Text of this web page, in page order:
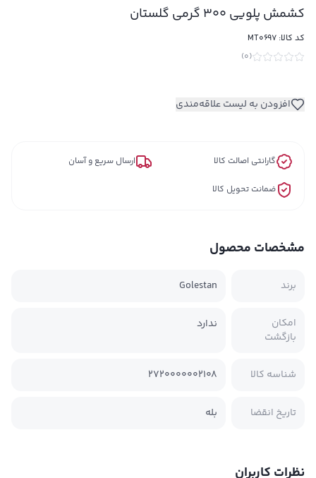
کشمش پلویی 300 گرمی گلستان
کد کالا: MT0697
(
0
)
افزودن به لیست علاقه‌مندی
گارانتی اصالت کالا ارسال سریع و آسان
ضمانت تحویل کالا
مشخصات محصول
برند Golestan
امکان
بازگشت
ندارد
شناسه کالا 2720000002108
تاریخ انقضا بله
نظرات کاربران